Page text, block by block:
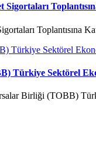
Toplantısına
Türkiye Sektörel
Birliği (TOBB)